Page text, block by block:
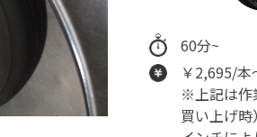
60分~
￥2,695/本
※上記は作
買い上げ